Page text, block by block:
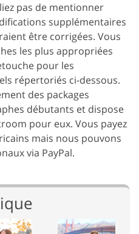
pas de mentionner
supplémentaires
être corrigées. Vous
les plus appropriées
pour les
répertoriés ci-dessous.
des packages
débutants et dispose
pour eux. Vous payez
mais nous pouvons
via PayPal.